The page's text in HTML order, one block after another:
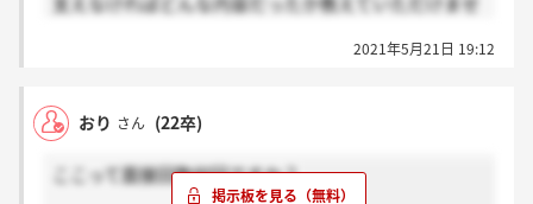
2021年5月21日 19:12
おり さん (22卒)
ここって面接回数何回ですか？